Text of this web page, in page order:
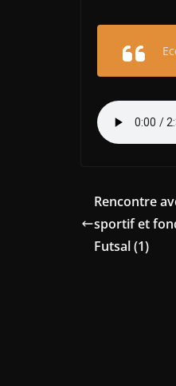
Rencontre
sportif et
Futsal (1)